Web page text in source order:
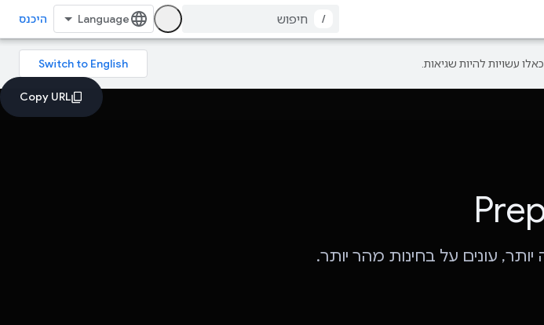
/ היכנס